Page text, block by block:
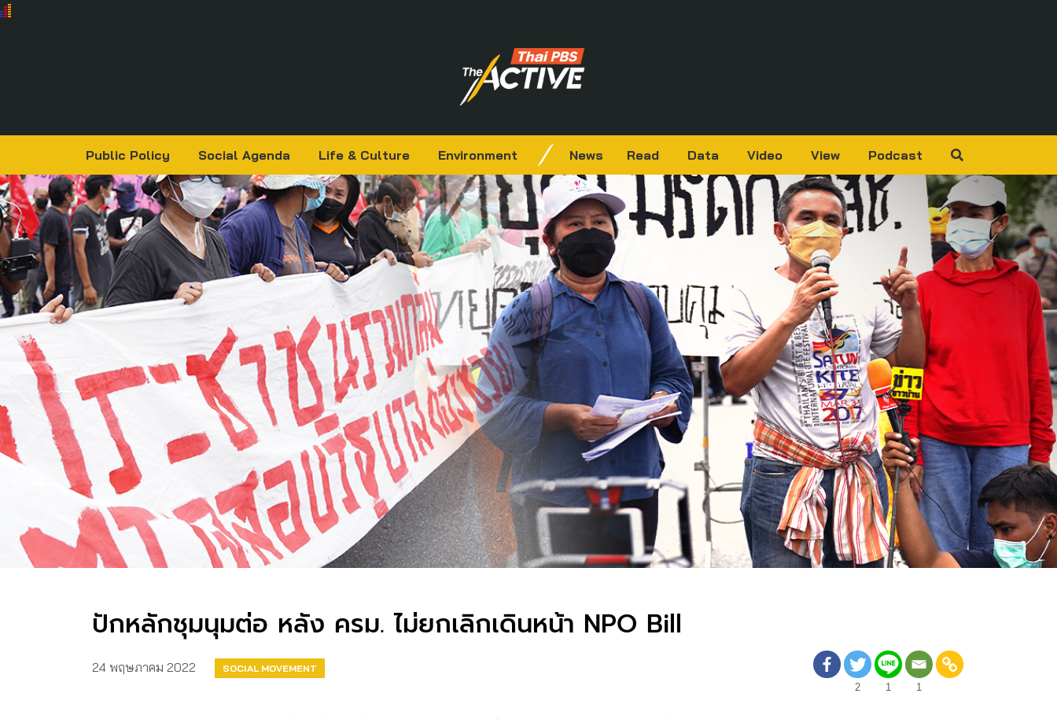
Public Policy Social Agenda Life & Culture Environment News Read Data Video View Podcast
ปักหลักชุมนุมต่อ หลัง ครม. ไม่ยกเลิกเดินหน้า NPO Bill
24 พฤษภาคม 2022
SOCIAL MOVEMENT
2
1 1